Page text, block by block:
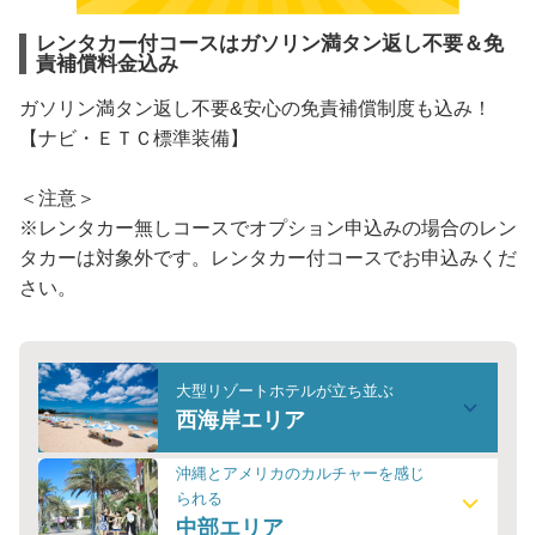
レンタカー付コースはガソリン満タン返し不要＆免
責補償料金込み
ガソリン満タン返し不要&安心の免責補償制度も込み！
【ナビ・ＥＴＣ標準装備】
＜注意＞
※レンタカー無しコースでオプション申込みの場合のレン
タカーは対象外です。レンタカー付コースでお申込みくだ
さい。
大型リゾートホテルが立ち並ぶ
西海岸エリア
沖縄とアメリカのカルチャーを感じ
られる
中部エリア